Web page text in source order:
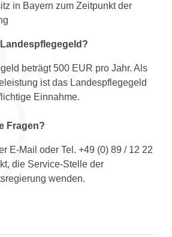
in Bayern zum Zeitpunkt der
beträgt 500 EUR pro Jahr. Als
ist das Landespflegegeld
Einnahme.
Fragen?
E-Mail oder Tel. +49 (0) 89 / 12 22
die Service-Stelle der
wenden.